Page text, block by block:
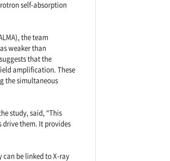
self-absorption
the team
weaker than
that the
amplification. These
the simultaneous
study, said, “This
drive them. It provides
can be linked to X-ray